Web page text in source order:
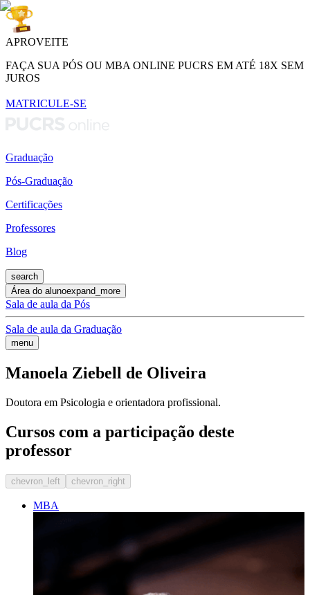
APROVEITE
FAÇA SUA PÓS OU MBA ONLINE PUCRS EM ATÉ 18X SEM
JUROS
MATRICULE-SE
Graduação
Pós-Graduação
Certificações
Professores
Blog
search
Área do alunoexpand_more
Sala de aula da Pós
Sala de aula da Graduação
menu
Manoela Ziebell de Oliveira
Doutora em Psicologia e orientadora profissional.
Cursos com a participação deste
professor
chevron_left chevron_right
MBA